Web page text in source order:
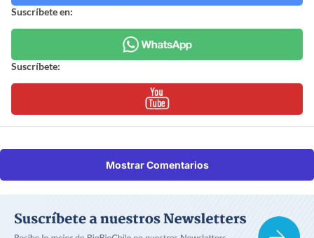
Suscríbete en:
Suscríbete:
Mostrar Comentarios